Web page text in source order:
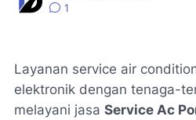
1
Layanan service air
elektronik dengan tenaga-
melayani jasa Service Ac